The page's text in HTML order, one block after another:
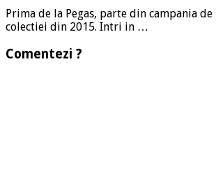
Prima de la Pegas, parte din campania
colectiei din 2015. Intri in …
Comentezi ?